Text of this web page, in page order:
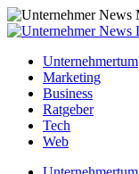
Unternehmertum
Marketing
Business
Ratgeber
Tech
Web